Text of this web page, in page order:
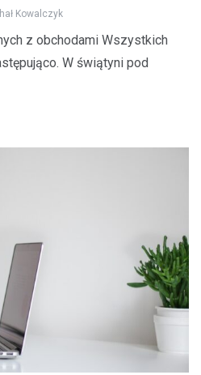
Kowalczyk
z obchodami Wszystkich
W świątyni pod